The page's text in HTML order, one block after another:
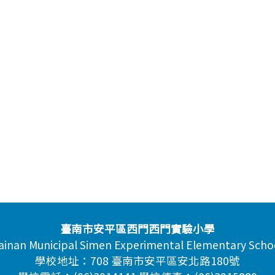
臺南市安平區西門西門實驗小學
Municipal Simen Experimental Elementary
學校地址：708 臺南市安平區安北路180號